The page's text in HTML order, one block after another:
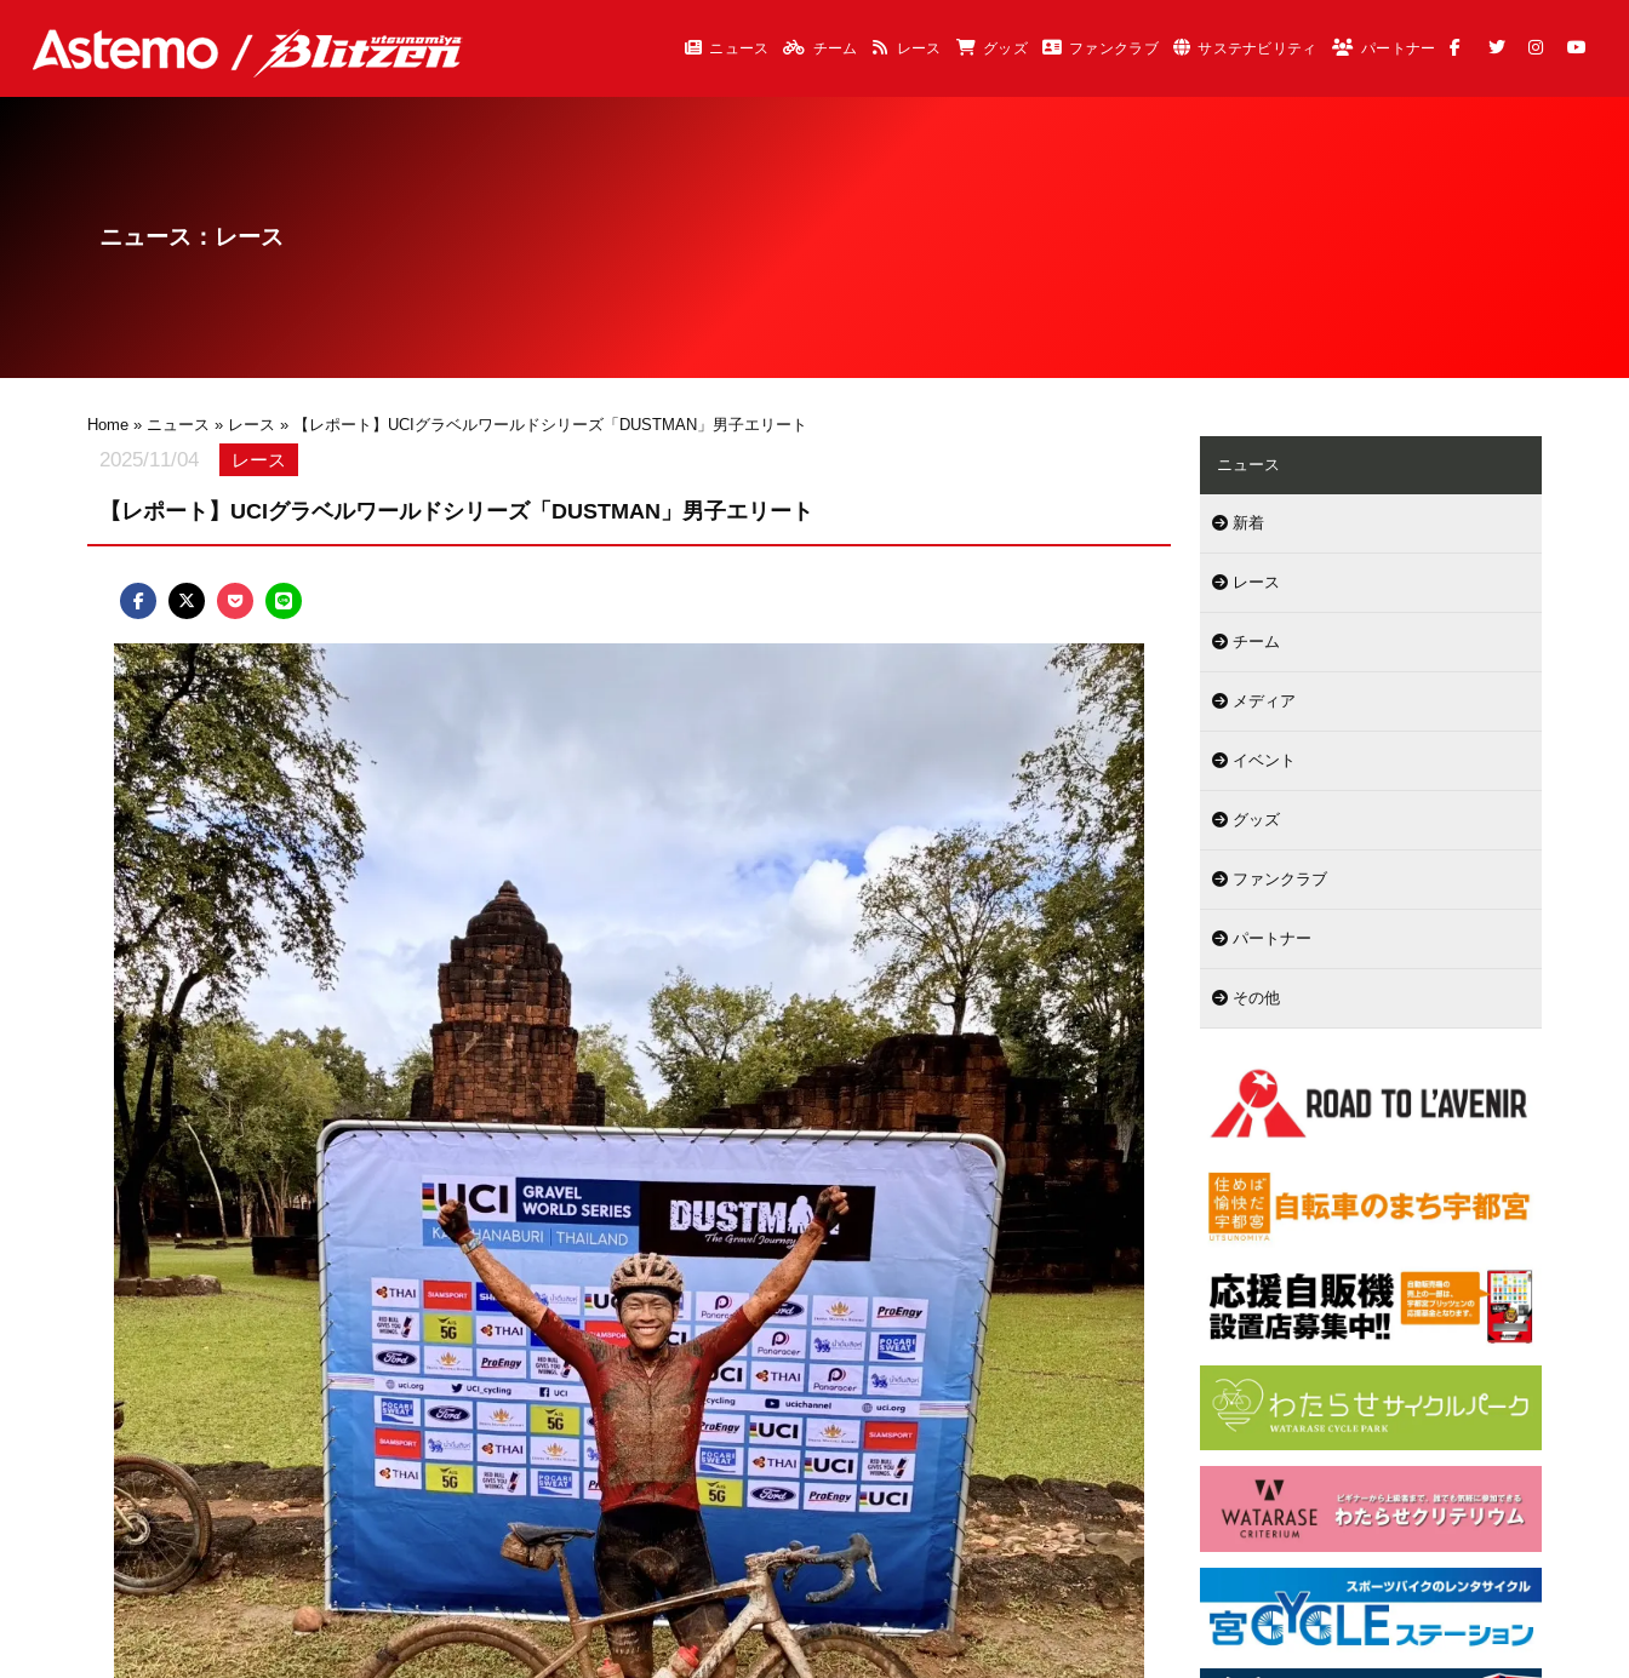
ニュース チーム レース グッズ ファンクラブ サステナビリティ パートナー
ニュース：レース
Home » ニュース » レース » 【レポート】UCIグラベルワールドシリーズ「DUSTMAN」男子エリート
2025/11/04 レース
【レポート】UCIグラベルワールドシリーズ「DUSTMAN」男子エリート
ニュース
新着
レース
チーム
メディア
イベント
グッズ
ファンクラブ
パートナー
その他